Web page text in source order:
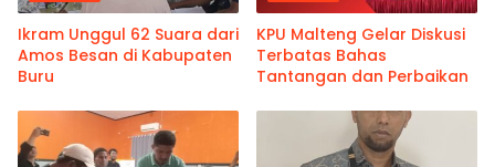
Ikram Unggul 62 Suara dari
Amos Besan di Kabupaten
Buru
KPU Malteng Gelar Diskusi
Terbatas Bahas
Tantangan dan Perbaikan